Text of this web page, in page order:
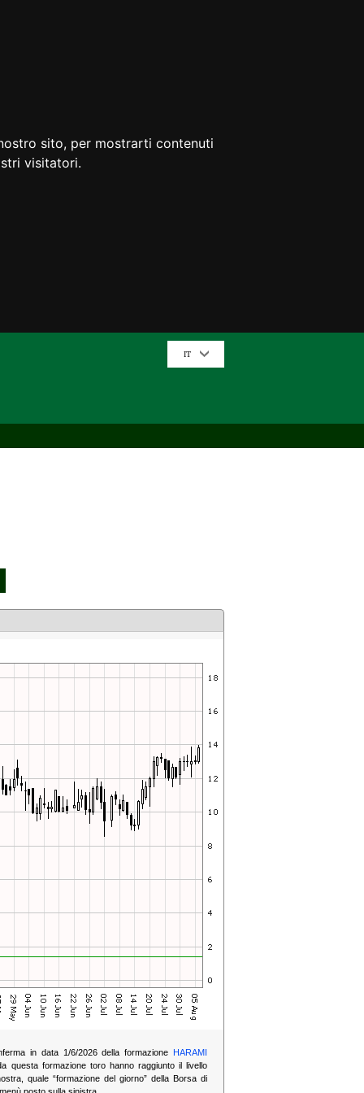
sito, per mostrarti contenuti
visitatori.
IT
in data 1/6/2026 della formazione HARAMI
questa formazione toro hanno raggiunto il livello
quale “formazione del giorno” della Borsa di